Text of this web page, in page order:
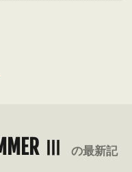
Ⅲ の最新記